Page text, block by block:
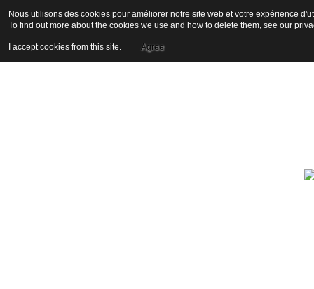
Nous utilisons des cookies pour améliorer notre site web et votre expérience
To find out more about the cookies we use and how to delete them, see our
I accept cookies from this site. Agree